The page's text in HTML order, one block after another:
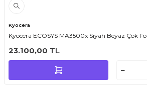
Kyocera
Kyocera ECOSYS MA3500x Siyah Beyaz Çok
23.100,00 TL